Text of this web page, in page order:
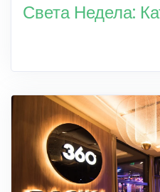
Света Недела: